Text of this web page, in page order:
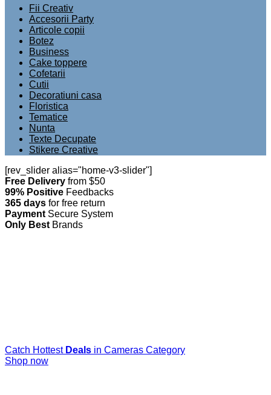
Fii Creativ
Accesorii Party
Articole copii
Botez
Business
Cake toppere
Cofetarii
Cutii
Decoratiuni casa
Floristica
Tematice
Nunta
Texte Decupate
Stikere Creative
[rev_slider alias="home-v3-slider"]
Free Delivery from $50
99% Positive Feedbacks
365 days for free return
Payment Secure System
Only Best Brands
Catch Hottest Deals in Cameras Category
Shop now